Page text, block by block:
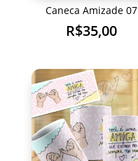
Caneca Amizade 07
R$35,00